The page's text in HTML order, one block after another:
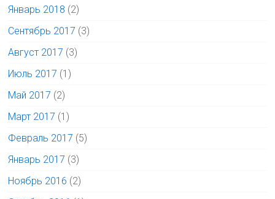
Январь 2018 (2)
Сентябрь 2017 (3)
Август 2017 (3)
Июль 2017 (1)
Май 2017 (2)
Март 2017 (1)
Февраль 2017 (5)
Январь 2017 (3)
Ноябрь 2016 (2)